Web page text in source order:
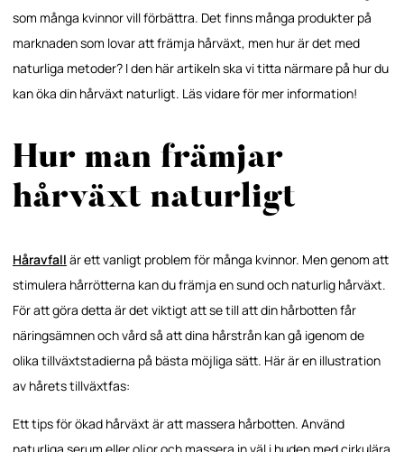
som många kvinnor vill förbättra. Det finns många produkter på
marknaden som lovar att främja hårväxt, men hur är det med
naturliga metoder? I den här artikeln ska vi titta närmare på hur du
kan öka din hårväxt naturligt. Läs vidare för mer information!
Hur man främjar
hårväxt naturligt
Håravfall är ett vanligt problem för många kvinnor. Men genom att
stimulera hårrötterna kan du främja en sund och naturlig hårväxt.
För att göra detta är det viktigt att se till att din hårbotten får
näringsämnen och vård så att dina hårstrån kan gå igenom de
olika tillväxtstadierna på bästa möjliga sätt. Här är en illustration
av hårets tillväxtfas:
Ett tips för ökad hårväxt är att massera hårbotten. Använd